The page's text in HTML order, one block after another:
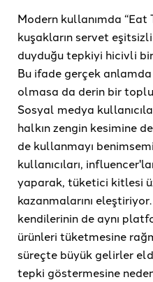
Modern kullanımda
kuşakların servet
duyduğu tepkiyi hicivli
Bu ifade gerçek
olmasa da derin bir
Sosyal medya
halkın zengin kesimine
de kullanmayı
kullanıcıları,
yaparak, tüketici kitlesi
kazanmalarını
kendilerinin de aynı
ürünleri tüketmesine
süreçte büyük gelirler
tepki göstermesine